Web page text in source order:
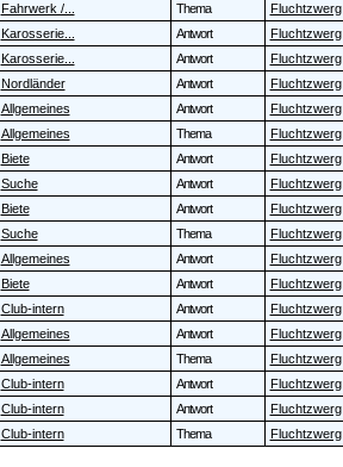
Fahrwerk /... Thema Fluchtzwerg
Karosserie... Antwort Fluchtzwerg
Karosserie... Antwort Fluchtzwerg
Nordländer Antwort Fluchtzwerg
Allgemeines Antwort Fluchtzwerg
Allgemeines Thema Fluchtzwerg
Biete Antwort Fluchtzwerg
Suche Antwort Fluchtzwerg
Biete Antwort Fluchtzwerg
Suche Thema Fluchtzwerg
Allgemeines Antwort Fluchtzwerg
Biete Antwort Fluchtzwerg
Club-intern Antwort Fluchtzwerg
Allgemeines Antwort Fluchtzwerg
Allgemeines Thema Fluchtzwerg
Club-intern Antwort Fluchtzwerg
Club-intern Antwort Fluchtzwerg
Club-intern Thema Fluchtzwerg